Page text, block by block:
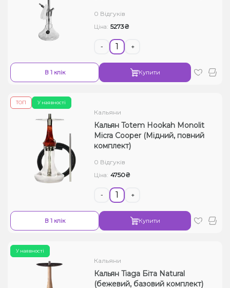
0 Відгуків
Ціна: 5273₴
- +
В 1 клік Купити
У наявності
ТОП
Кальяни
Кальян Totem Hookah Monolit
Micra Cooper (Мідний, повний
комплект)
0 Відгуків
Ціна: 4750₴
- +
В 1 клік Купити
У наявності
Кальяни
Кальян Tiaga Біта Natural
(бежевий, базовий комплект)